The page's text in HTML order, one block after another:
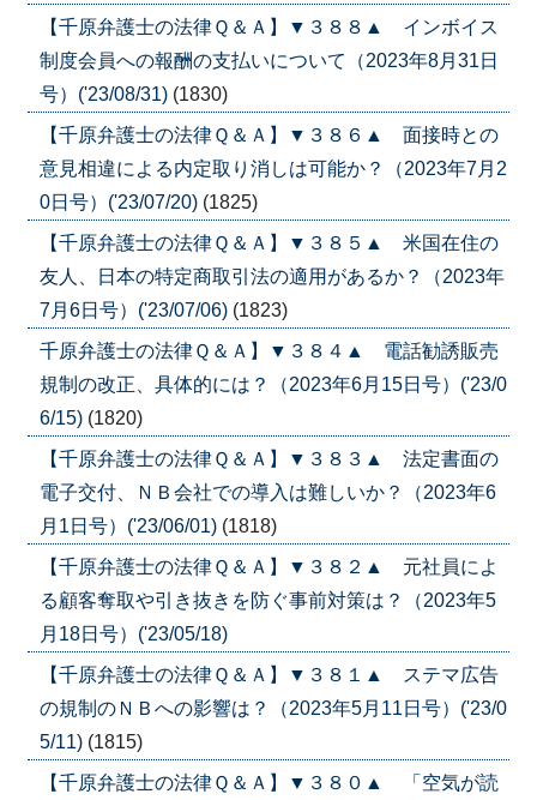
【千原弁護士の法律Ｑ＆Ａ】▼３８８▲ インボイス
制度会員への報酬の支払いについて（2023年8月31日
号）('23/08/31) (1830)
【千原弁護士の法律Ｑ＆Ａ】▼３８６▲ 面接時との
意見相違による内定取り消しは可能か？（2023年7月2
0日号）('23/07/20) (1825)
【千原弁護士の法律Ｑ＆Ａ】▼３８５▲ 米国在住の
友人、日本の特定商取引法の適用があるか？（2023年
7月6日号）('23/07/06) (1823)
千原弁護士の法律Ｑ＆Ａ】▼３８４▲ 電話勧誘販売
規制の改正、具体的には？（2023年6月15日号）('23/0
6/15) (1820)
【千原弁護士の法律Ｑ＆Ａ】▼３８３▲ 法定書面の
電子交付、ＮＢ会社での導入は難しいか？（2023年6
月1日号）('23/06/01) (1818)
【千原弁護士の法律Ｑ＆Ａ】▼３８２▲ 元社員によ
る顧客奪取や引き抜きを防ぐ事前対策は？（2023年5
月18日号）('23/05/18)
【千原弁護士の法律Ｑ＆Ａ】▼３８１▲ ステマ広告
の規制のＮＢへの影響は？（2023年5月11日号）('23/0
5/11) (1815)
【千原弁護士の法律Ｑ＆Ａ】▼３８０▲ 「空気が読